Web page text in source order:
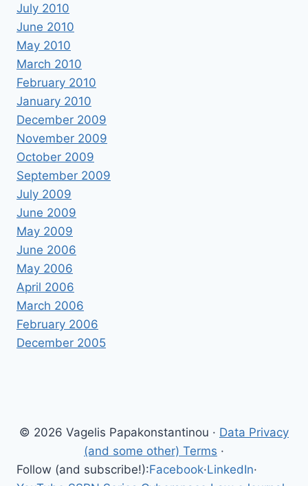
July 2010
June 2010
May 2010
March 2010
February 2010
January 2010
December 2009
November 2009
October 2009
September 2009
July 2009
June 2009
May 2009
June 2006
May 2006
April 2006
March 2006
February 2006
December 2005
© 2026 Vagelis Papakonstantinou · Data Privacy
(and some other) Terms ·
Follow (and subscribe!):Facebook·LinkedIn·